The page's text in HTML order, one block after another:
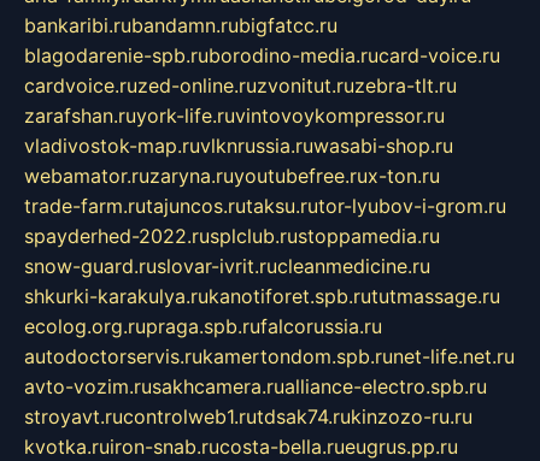
bankaribi.rubandamn.rubigfatcc.ru
blagodarenie-spb.ruborodino-media.rucard-voice.ru
cardvoice.ruzed-online.ruzvonitut.ruzebra-tlt.ru
zarafshan.ruyork-life.ruvintovoykompressor.ru
vladivostok-map.ruvlknrussia.ruwasabi-shop.ru
webamator.ruzaryna.ruyoutubefree.rux-ton.ru
trade-farm.rutajuncos.rutaksu.rutor-lyubov-i-grom.ru
spayderhed-2022.rusplclub.rustoppamedia.ru
snow-guard.ruslovar-ivrit.rucleanmedicine.ru
shkurki-karakulya.rukanotiforet.spb.rututmassage.ru
ecolog.org.rupraga.spb.rufalcorussia.ru
autodoctorservis.rukamertondom.spb.runet-life.net.ru
avto-vozim.rusakhcamera.rualliance-electro.spb.ru
stroyavt.rucontrolweb1.rutdsak74.rukinzozo-ru.ru
kvotka.ruiron-snab.rucosta-bella.rueugrus.pp.ru